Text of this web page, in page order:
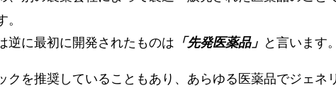
逆に最初に開発されたものは 「先発医薬品」 と言います。
クを推奨していることもあり、あらゆる医薬品でジェネ